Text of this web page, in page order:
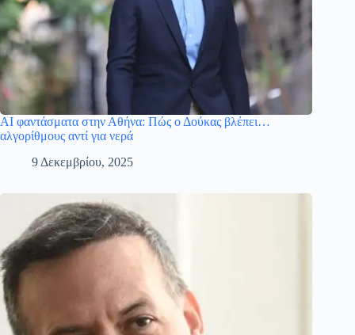
AI φαντάσματα στην Αθήνα: Πώς ο Δούκας βλέπει…
αλγορίθμους αντί για νερά
9 Δεκεμβρίου, 2025